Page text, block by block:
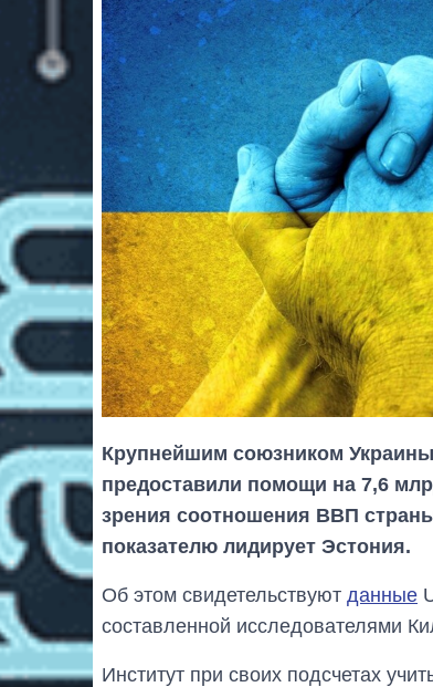
Крупнейшим союзником
предоставили помощи на 7,6
зрения соотношения ВВП
показателю лидирует Эстония.
Об этом свидетельствуют данные
составленной исследователями
Институт при своих подсчетах